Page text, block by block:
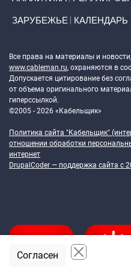
ЗАРУБЕЖЬЕ КАЛЕНДАРЬ
Все права на материалы и
www.cableman.ru, охраняются в
Допускается цитирование без
от объема оригинального
гиперссылкой.
©2005 - 2026 «Кабельщик»
Политика сайта "Кабельщик"
отношении обработки
интернет
DrupalCoder — поддержка сайта c
Согласен